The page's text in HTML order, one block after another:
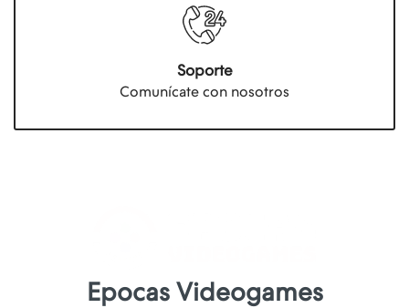
Soporte
Comunícate con nosotros
Epocas Videogames